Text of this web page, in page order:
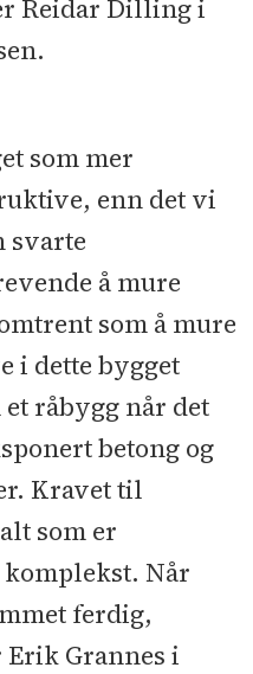
Reidar Dilling i
som mer
enn det vi
svarte
å mure
som å mure
i dette bygget
råbygg når det
betong og
Kravet til
som er
Når
ferdig,
Grannes i